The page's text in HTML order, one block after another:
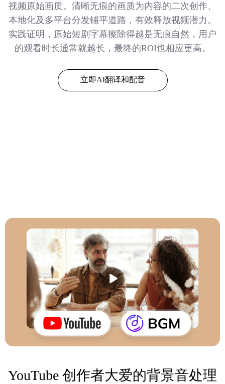
视频原始画质。清晰无痕的画质为内容的二次创作、
本地化及多平台分发铺平道路，有效释放视频潜力。
实践证明，原始短剧字幕擦除得越是无痕自然，用户
的观看时长通常就越长，最终的ROI也相应更高。
立即AI翻译和配音
YouTube 创作者大爱的背景音处理